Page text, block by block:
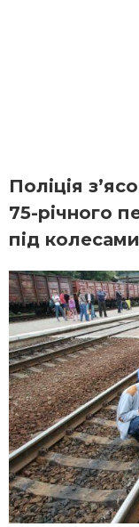
Поліція
75-річного
під